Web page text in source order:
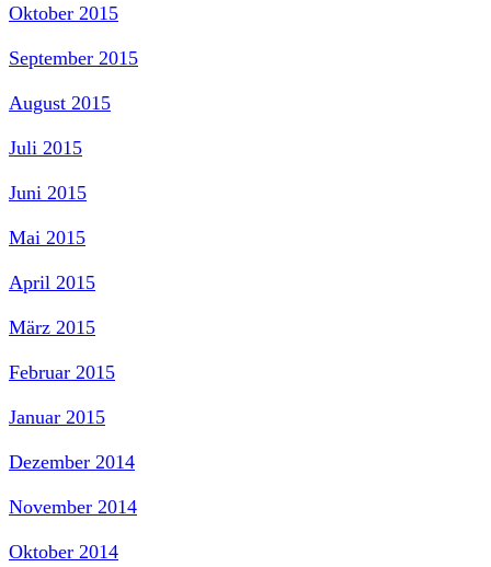
Oktober 2015
September 2015
August 2015
Juli 2015
Juni 2015
Mai 2015
April 2015
März 2015
Februar 2015
Januar 2015
Dezember 2014
November 2014
Oktober 2014